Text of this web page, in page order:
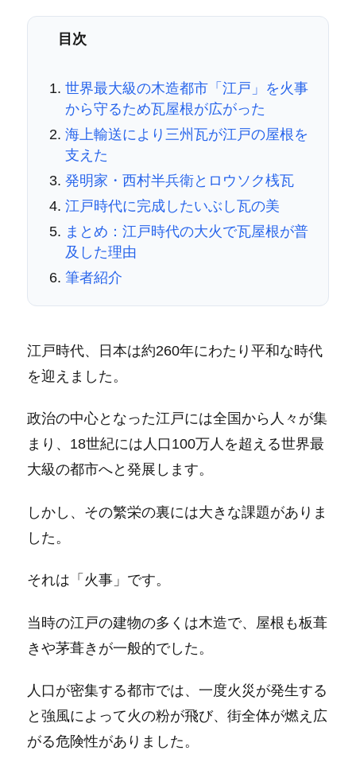
目次
世界最大級の木造都市「江戸」を火事
から守るため瓦屋根が広がった
海上輸送により三州瓦が江戸の屋根を
支えた
発明家・西村半兵衛とロウソク桟瓦
江戸時代に完成したいぶし瓦の美
まとめ：江戸時代の大火で瓦屋根が普
及した理由
筆者紹介
江戸時代、日本は約260年にわたり平和な時代
を迎えました。
政治の中心となった江戸には全国から人々が集
まり、18世紀には人口100万人を超える世界最
大級の都市へと発展します。
しかし、その繁栄の裏には大きな課題がありま
した。
それは「火事」です。
当時の江戸の建物の多くは木造で、屋根も板葺
きや茅葺きが一般的でした。
人口が密集する都市では、一度火災が発生する
と強風によって火の粉が飛び、街全体が燃え広
がる危険性がありました。